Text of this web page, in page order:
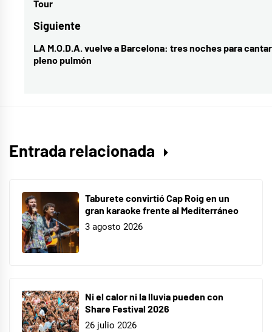
anterior:
Tour
Siguiente
Entrada
siguiente:
LA M.O.D.A. vuelve a Barcelona: tres noches para
pleno pulmón
Entrada relacionada
Taburete convirtió Cap Roig en un
gran karaoke frente al Mediterráneo
3 agosto 2026
Ni el calor ni la lluvia pueden con
Share Festival 2026
26 julio 2026